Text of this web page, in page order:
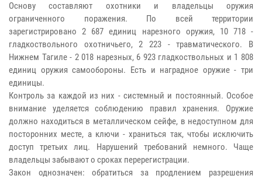
Основу составляют охотники и владельцы оружия
ограниченного поражения. По всей территории
зарегистрировано 2 687 единиц нарезного оружия, 10 718 -
гладкоствольного охотничьего, 2 223 - травматического. В
Нижнем Тагиле - 2 018 нарезных, 6 923 гладкоствольных и 1 808
единиц оружия самообороны. Есть и наградное оружие - три
единицы.
Контроль за каждой из них - системный и постоянный. Особое
внимание уделяется соблюдению правил хранения. Оружие
должно находиться в металлическом сейфе, в недоступном для
посторонних месте, а ключи - храниться так, чтобы исключить
доступ третьих лиц. Нарушений требований немного. Чаще
владельцы забывают о сроках перерегистрации.
Закон однозначен: обратиться за продлением разрешения